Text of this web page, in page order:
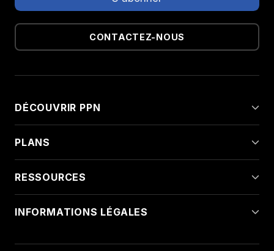
CONTACTEZ-NOUS
DÉCOUVRIR PPN
PLANS
RESSOURCES
INFORMATIONS LÉGALES